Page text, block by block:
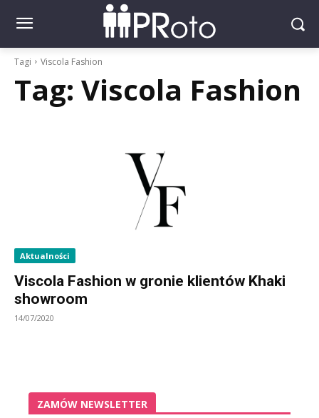
Tagi Viscola Fashion
Tag: Viscola Fashion
Aktualności
Viscola Fashion w gronie klientów Khaki
showroom
14/07/2020
ZAMÓW NEWSLETTER